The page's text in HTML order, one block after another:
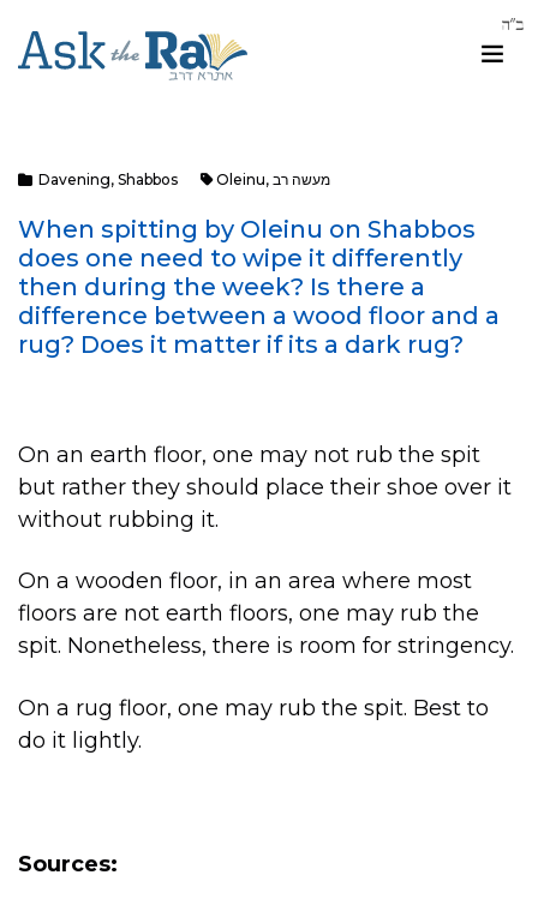
Davening, Shabbos Oleinu, מעשה רב
When spitting by Oleinu on Shabbos
does one need to wipe it differently
then during the week? Is there a
difference between a wood floor and a
rug? Does it matter if its a dark rug?
On an earth floor, one may not rub the spit
but rather they should place their shoe over it
without rubbing it.
On a wooden floor, in an area where most
floors are not earth floors, one may rub the
spit. Nonetheless, there is room for stringency.
On a rug floor, one may rub the spit. Best to
do it lightly.
Sources: